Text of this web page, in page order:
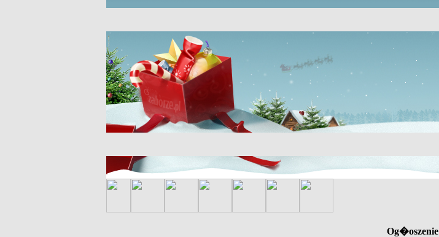
Og�oszenie